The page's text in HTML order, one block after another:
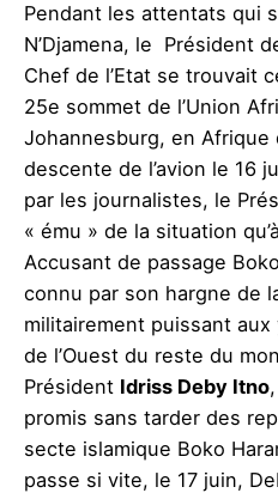
Pendant les attentats qui
N’Djamena, le Président
Chef de l’Etat se trouvait
25e sommet de l’Union
Johannesburg, en Afrique
descente de l’avion le 16
par les journalistes, le
« ému » de la situation
Accusant de passage
connu par son hargne de
militairement puissant aux
de l’Ouest du reste du
Président Idriss Deby Itno
promis sans tarder des
secte islamique Boko
passe si vite, le 17 juin,